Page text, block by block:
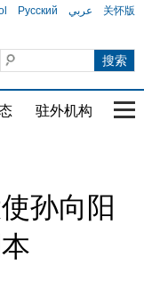
Русский عربي 关怀版
驻外机构 国
孙向阳